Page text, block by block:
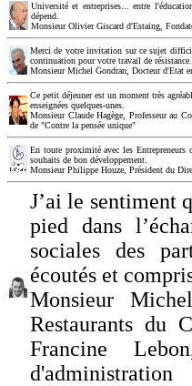
Université et entreprises... entre
dépend.
Monsieur Olivier Giscard d'Estaing,
Merci de votre invitation sur ce sujet
continuation pour votre travail de
Monsieur Michel Gondran, Docteur d'Etat
Ce petit déjeuner est un moment très
enseignées quelques-unes.
Monsieur Claude Hagège, Professeur au
de "Contre la pensée unique"
En toute proximité avec les
souhaits de bon développement.
Monsieur Philippe Houze, Président du
J’ai le sentiment
pied dans
sociales des
écoutés et
Monsieur
Restaurants du
Francine
d'administration